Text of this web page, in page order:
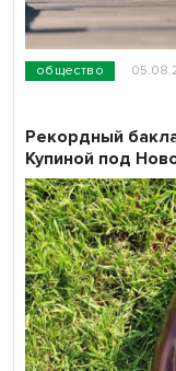
общество
Рекордный
Купиной под